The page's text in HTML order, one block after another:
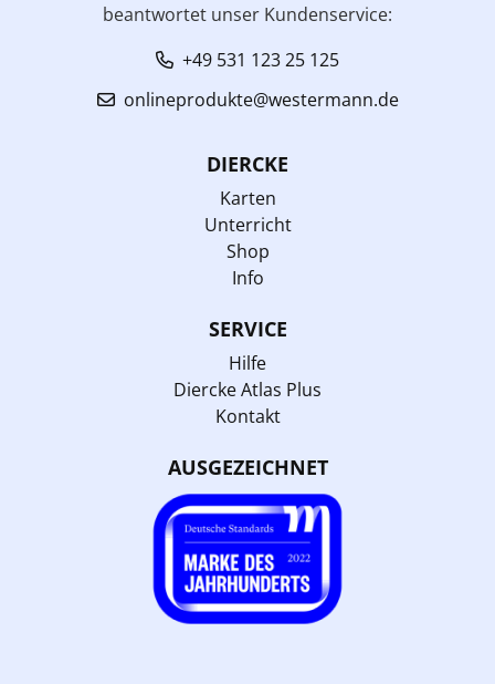
beantwortet unser Kundenservice:
+49 531 123 25 125
onlineprodukte@westermann.de
DIERCKE
Karten
Unterricht
Shop
Info
SERVICE
Hilfe
Diercke Atlas Plus
Kontakt
AUSGEZEICHNET